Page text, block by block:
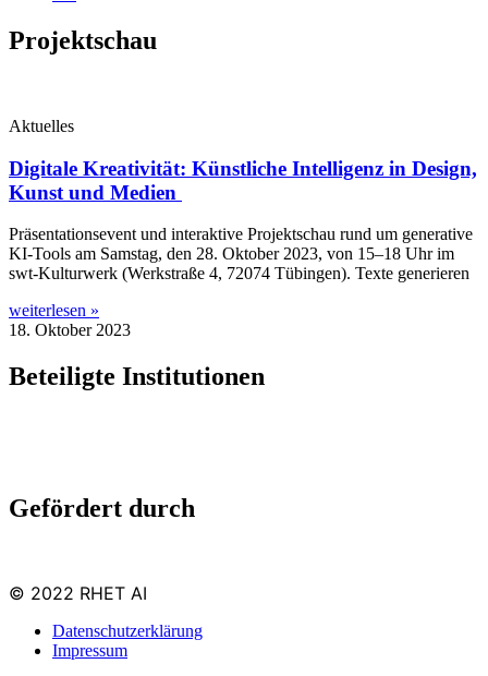
Projektschau
Aktuelles
Digitale Kreativität: Künstliche Intelligenz in Design,
Kunst und Medien
Prä­sen­ta­ti­ons­e­vent und inter­ak­ti­ve Pro­jekt­schau rund um gene­ra­ti­ve
KI-Tools am Sams­tag, den 28. Okto­ber 2023, von 15–18 Uhr im
swt-Kul­­tur­­werk (Werk­stra­ße 4, 72074 Tübin­gen). Tex­te generieren
weiterlesen »
18. Oktober 2023
Beteiligte Institutionen
Gefördert durch
© 2022 RHET AI
Datenschutzerklärung
Impressum